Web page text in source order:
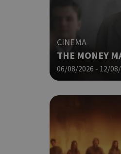
CINEMA
THE MONEY
06/08/2026 - 12/